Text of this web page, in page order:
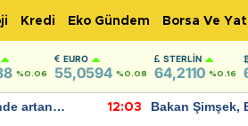
Kredi Eko Gündem Borsa Ve
%0.06
EURO
55,0594 %0.08
STERLIN
64,2110 %0.16
artan
12:03
Bakan Şimşek,